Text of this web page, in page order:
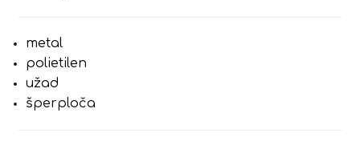
metal
polietilen
užad
šperploča